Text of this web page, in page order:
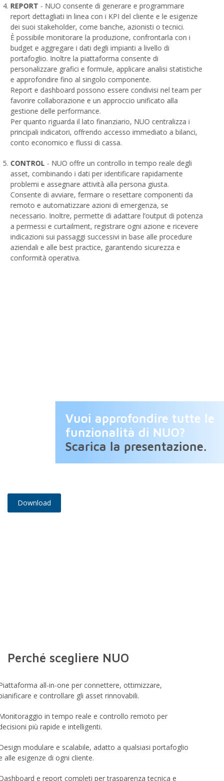
REPORT - NUO consente di generare e programmare
report dettagliati in linea con i KPI del cliente e le esigenze
dei suoi stakeholder, come banche, azionisti o tecnici.
È possibile monitorare la produzione, confrontarla con i
budget e aggregare i dati degli impianti a livello di
portafoglio. Inoltre la piattaforma consente di
personalizzare grafici e formule, applicare analisi statistiche
e approfondire fino al singolo componente.
Report e dashboard possono essere condivisi nel team per
favorire collaborazione e un approccio unificato alla
gestione delle performance.
Per quanto riguarda il lato finanziario, NUO centralizza i
principali indicatori, offrendo accesso immediato a bilanci,
conto economico e flussi di cassa.
CONTROL - NUO offre un controllo in tempo reale degli
asset, combinando i dati per identificare rapidamente
problemi e assegnare attività alla persona giusta.
Consente di avviare, fermare o resettare componenti da
remoto e automatizzare azioni di emergenza, se
necessario. Inoltre, permette di adattare l’output di potenza
a permessi e curtailment, registrare ogni azione e ricevere
indicazioni sui passaggi successivi in base alle procedure
aziendali e alle best practice, garantendo sicurezza e
conformità operativa.
Vuoi approfondire tutte le
funzionalità di NUO?
Scarica la presentazione.
Download
Perché scegliere NUO
all-in-one per connettere, ottimizzare,
e controllare gli asset rinnovabili.
in tempo reale e controllo remoto per
più rapide e intelligenti.
modulare e scalabile, adatto a qualsiasi portafoglio
alle esigenze di ogni cliente.
e report completi per trasparenza tecnica e